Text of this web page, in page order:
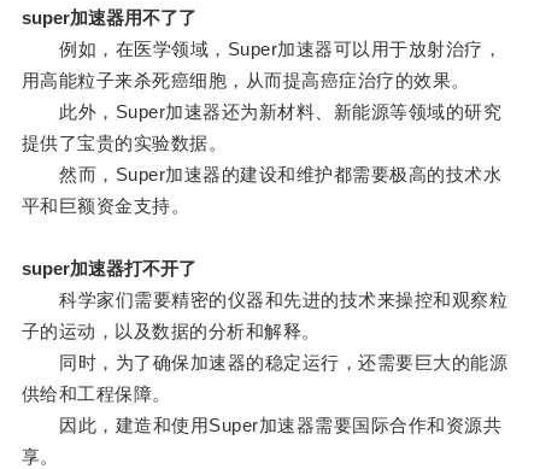
super加速器用不了了
例如，在医学领域，Super加速器可以用于放射治疗，
用高能粒子来杀死癌细胞，从而提高癌症治疗的效果。
此外，Super加速器还为新材料、新能源等领域的研究
提供了宝贵的实验数据。
然而，Super加速器的建设和维护都需要极高的技术水
平和巨额资金支持。
super加速器打不开了
科学家们需要精密的仪器和先进的技术来操控和观察粒
子的运动，以及数据的分析和解释。
同时，为了确保加速器的稳定运行，还需要巨大的能源
供给和工程保障。
因此，建造和使用Super加速器需要国际合作和资源共
享。